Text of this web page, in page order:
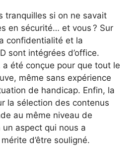
tranquilles si on ne savait
en sécurité… et vous ? Sur
confidentialité et la
sont intégrées d’office.
a été conçue pour que tout le
même sans expérience
de handicap. Enfin, la
la sélection des contenus
au même niveau de
un aspect qui nous a
d’être souligné.